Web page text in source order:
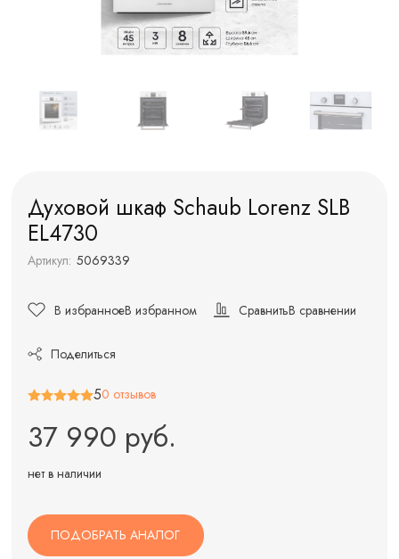
Духовой шкаф Schaub Lorenz SLB
EL4730
Артикул: 5069339
В избранноеВ избранном СравнитьВ сравнении
Поделиться
50 отзывов
37 990 руб.
нет в наличии
ПОДОБРАТЬ АНАЛОГ